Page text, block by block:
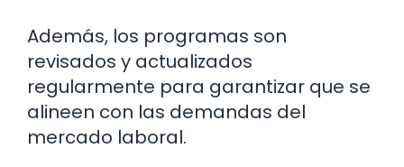
Además, los programas son
revisados y actualizados
regularmente para garantizar que se
alineen con las demandas del
mercado laboral.